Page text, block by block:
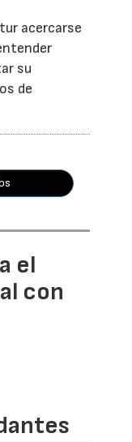
acercarse
su
de
el
con